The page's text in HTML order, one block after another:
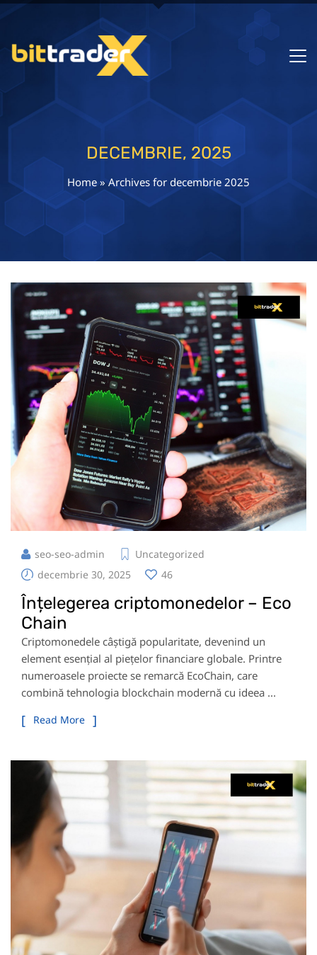
DECEMBRIE, 2025
Home»Archives for decembrie 2025
seo-seo-admin
Uncategorized
decembrie 30, 2025
46
Înțelegerea criptomonedelor – Eco
Chain
Criptomonedele câștigă popularitate, devenind un
element esențial al piețelor financiare globale. Printre
numeroasele proiecte se remarcă EcoChain, care
combină tehnologia blockchain modernă cu ideea ...
Read More